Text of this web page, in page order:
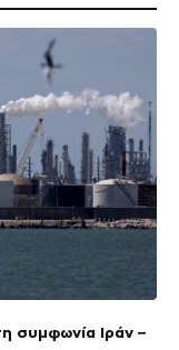
συμφωνία Ιράν –